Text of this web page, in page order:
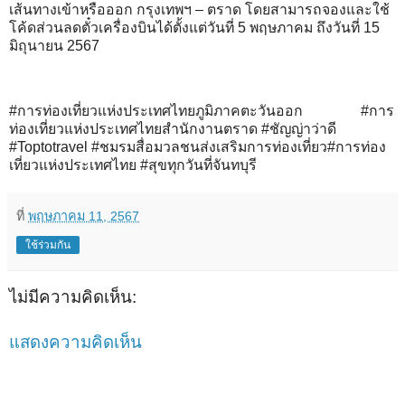
เส้นทางเข้าหรือออก กรุงเทพฯ – ตราด โดยสามารถจองและใช้
โค้ดส่วนลดตั๋วเครื่องบินได้ตั้งแต่วันที่ 5 พฤษภาคม ถึงวันที่ 15
มิถุนายน 2567
#การท่องเที่ยวแห่งประเทศไทยภูมิภาคตะวันออก #การ
ท่องเที่ยวแห่งประเทศไทยสำนักงานตราด #ชัญญ่าว่าดี
#Toptotravel #ชมรมสื่อมวลชนส่งเสริมการท่องเที่ยว#การท่อง
เที่ยวแห่งประเทศไทย #สุขทุกวันที่จันทบุรี
ที่ พฤษภาคม 11, 2567
ใช้ร่วมกัน
ไม่มีความคิดเห็น:
แสดงความคิดเห็น